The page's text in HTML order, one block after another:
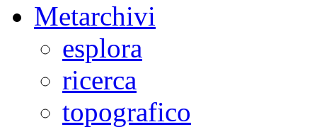
Metarchivi
esplora
ricerca
topografico